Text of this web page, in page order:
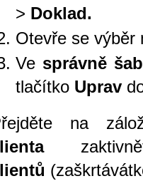
> Doklad.
Otevře se
Ve správně
tlačítko Uprav
na